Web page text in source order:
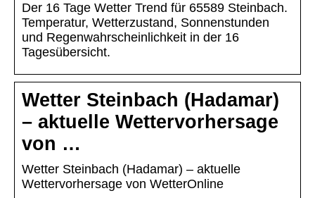
Der 16 Tage Wetter Trend für 65589 Steinbach.
Temperatur, Wetterzustand, Sonnenstunden
und Regenwahrscheinlichkeit in der 16
Tagesübersicht.
Wetter Steinbach (Hadamar)
– aktuelle Wettervorhersage
von …
Wetter Steinbach (Hadamar) – aktuelle
Wettervorhersage von WetterOnline